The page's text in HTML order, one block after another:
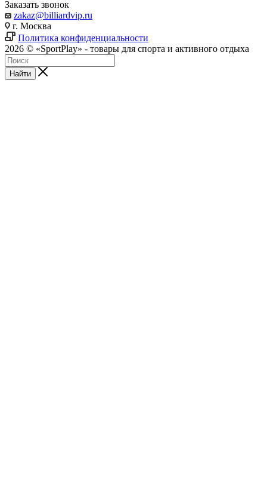
Заказать звонок
zakaz@billiardvip.ru
г. Москва
Политика конфиденциальности
2026 © «SportPlay» - товары для спорта и активного отдыха
Найти